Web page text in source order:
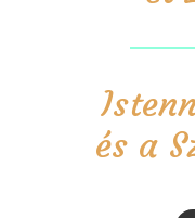
és a